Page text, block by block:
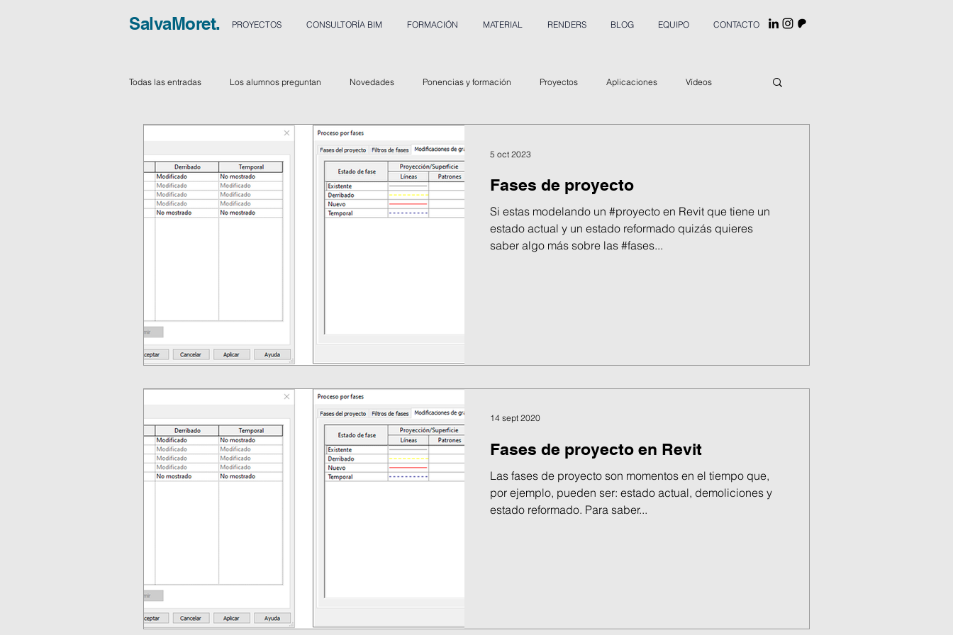
SalvaMoret. PROYECTOS CONSULTORÍA BIM FORMACIÓN MATERIAL RENDERS BLOG EQUIPO CONTACTO
Todas las entradas Los alumnos preguntan Novedades Ponencias y formación Proyectos Aplicaciones Vídeos
Fases de proyecto
Si estas modelando un #proyecto en Revit que tiene un
estado actual y un estado reformado quizás quieres
saber algo más sobre las #fases...
5 oct 2023
Fases de proyecto en Revit
Las fases de proyecto son momentos en el tiempo que,
por ejemplo, pueden ser: estado actual, demoliciones y
estado reformado. Para saber...
14 sept 2020